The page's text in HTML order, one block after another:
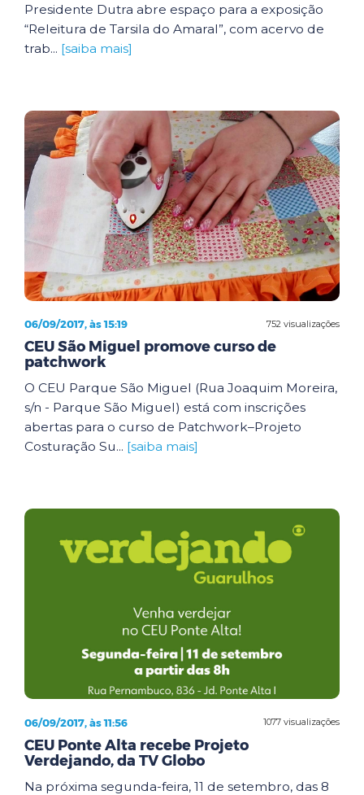
Presidente Dutra abre espaço para a exposição
“Releitura de Tarsila do Amaral”, com acervo de
trab... [saiba mais]
752 visualizações
06/09/2017, às 15:19
CEU São Miguel promove curso de
patchwork
O CEU Parque São Miguel (Rua Joaquim Moreira,
s/n - Parque São Miguel) está com inscrições
abertas para o curso de Patchwork–Projeto
Costuração Su... [saiba mais]
1077 visualizações
06/09/2017, às 11:56
CEU Ponte Alta recebe Projeto
Verdejando, da TV Globo
Na próxima segunda-feira, 11 de setembro, das 8